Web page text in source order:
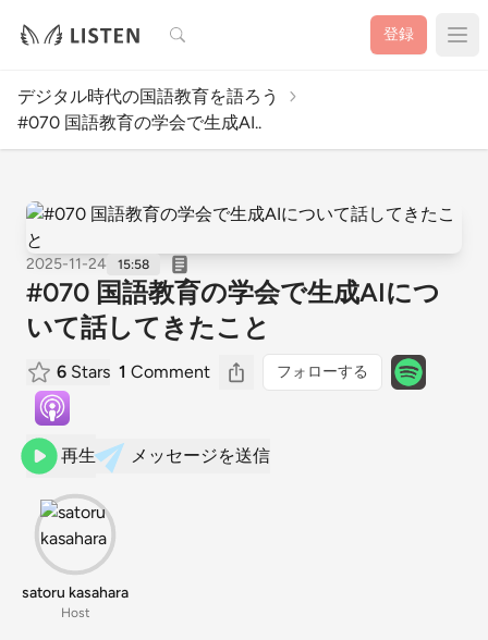
検索 登録
デジタル時代の国語教育を語ろう
#070 国語教育の学会で生成AI..
2025-11-24 15:58
#070 国語教育の学会で生成AIにつ
いて話してきたこと
6 Stars 1 Comment フォローする
再生 メッセージを送信
satoru kasahara
Host